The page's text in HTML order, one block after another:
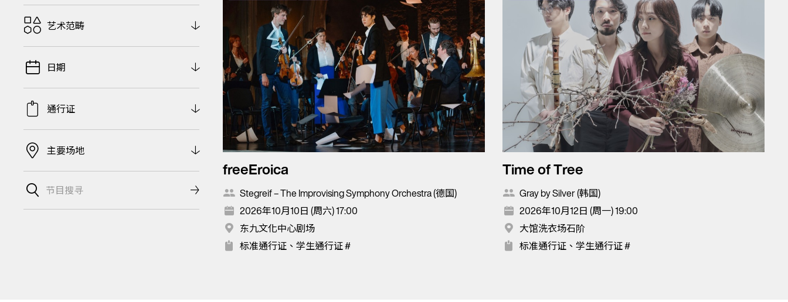
freeEroica
Stegreif – The Improvising Symphony Orchestra (德国)
2026年10月10日 (周六) 17:00
东九文化中心剧场
标准通行证、学生通行证 #
Time of Tree
Gray by Silver (韩国)
2026年10月12日 (周一) 19:00
大馆洗衣场石阶
标准通行证、学生通行证 #
艺术范畴
日期
通行证
主要场地